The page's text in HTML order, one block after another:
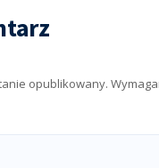
opublikowany.